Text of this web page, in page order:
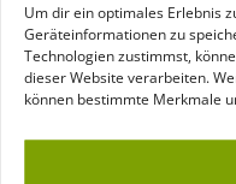
Um dir ein optimales Erlebnis
Geräteinformationen zu
Technologien zustimmst,
dieser Website verarbeiten.
können bestimmte Merkmale
Probiotika